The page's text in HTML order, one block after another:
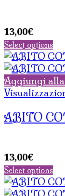
13,00€
Select options
Aggiungi
ABITO
13,00€
Select options